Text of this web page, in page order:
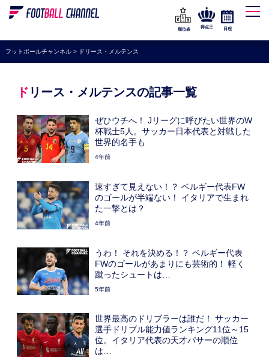
WEリーグ
海外サッカー
プレミアリーグ
ラ・リーガ
ブンデスリーガ
UEFA
高校サッカー
動画
順位表
得点王 日程
フットボールチャンネル> ドリース・メルテンス
ドリース・メルテンスの記事一覧
ぜひウチへ！ Jリーグに呼びたい世界のW
杯戦士5人。サッカー日本代表と対戦した
世界的名手も
4年前
速すぎて見えない！？ ベルギー代表FW
のゴールが半端ない！ イタリアで生まれ
た一撃とは？
4年前
うわ！ それを決める！？ ベルギー代表
FWのゴールがあまりにも芸術的！ 軽く
蹴ったシュートは…
5年前
世界最高のドリブラーは誰だ！ サッカー
選手ドリブル能力値ランキング11位～15
位。イタリア代表の天才パサーの順位
は…